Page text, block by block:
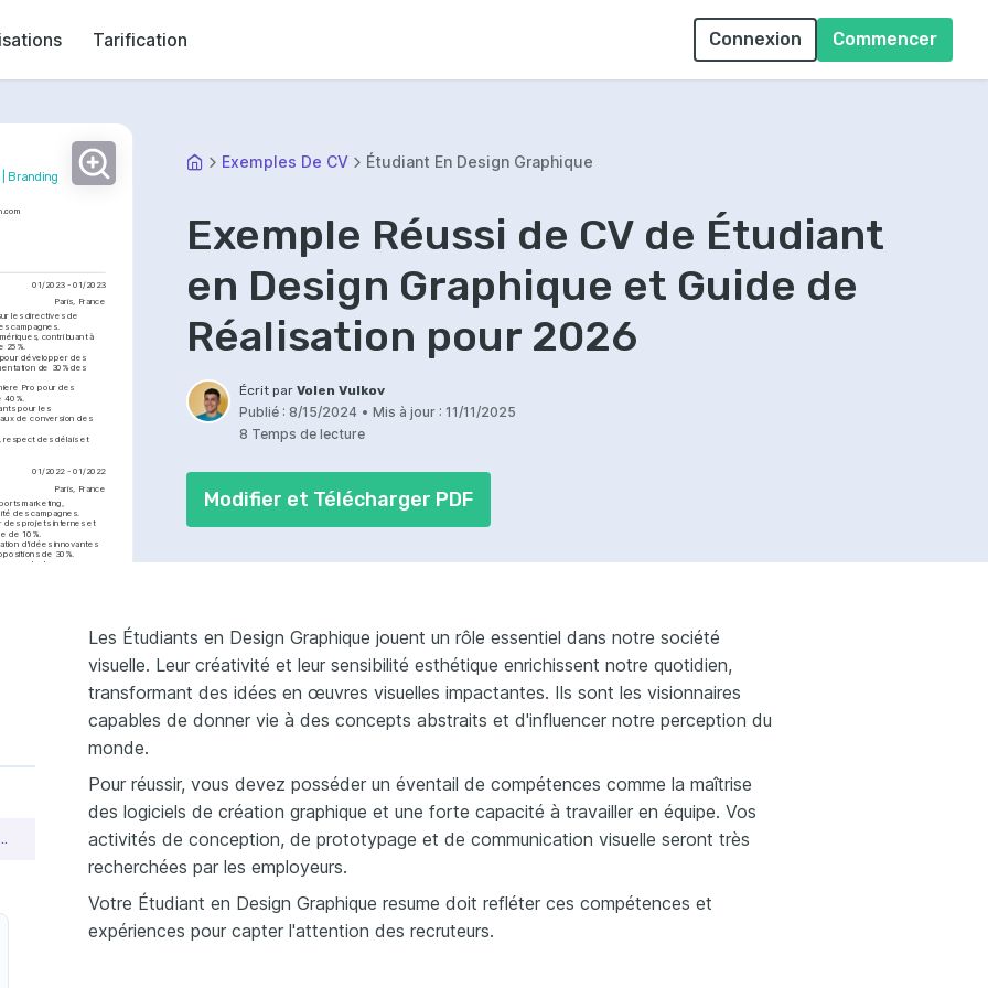
Tarification Connexion Commencer
Branding
01/2023 - 01/2023
Paris, France
les directives de
campagnes.
contribuant à
25%.
développer des
de 30% des
Pro pour des
40%.
pour les
de conversion des
respect des délais et
01/2022 - 01/2022
Paris, France
marketing,
des campagnes.
des projets internes et
de 10%.
d'idées innovantes
de 30%.
des
01/2021 - 01/2022
de
la visibilité des
caritatifs, attirant
Angers, France
et argentique, avec une
Exemples De CV Étudiant En Design Graphique
Exemple Réussi de CV de Étudiant
en Design Graphique et Guide de
Réalisation pour 2026
Écrit parVolen Vulkov
Publié : 8/15/2024 • Mis à jour : 11/11/2025
8 Temps de lecture
Modifier et Télécharger PDF
graphique pour obtenir un emploi
Les Étudiants en Design Graphique jouent un rôle essentiel dans notre société
visuelle. Leur créativité et leur sensibilité esthétique enrichissent notre quotidien,
transformant des idées en œuvres visuelles impactantes. Ils sont les visionnaires
capables de donner vie à des concepts abstraits et d'influencer notre perception du
monde.
Pour réussir, vous devez posséder un éventail de compétences comme la maîtrise
des logiciels de création graphique et une forte capacité à travailler en équipe. Vos
activités de conception, de prototypage et de communication visuelle seront très
recherchées par les employeurs.
Votre Étudiant en Design Graphique resume doit refléter ces compétences et
expériences pour capter l'attention des recruteurs.